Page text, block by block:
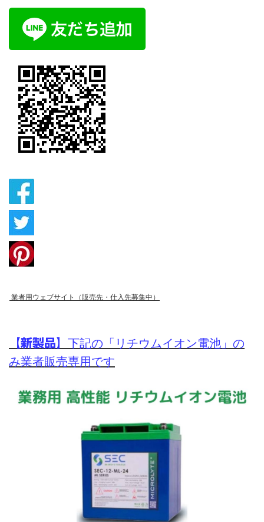
業者用ウェブ
サイト（販売先・仕入先募集中）
【新製品】下記の「リチウムイオン電池」の